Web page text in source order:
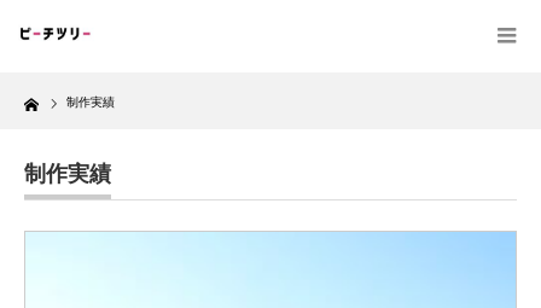
Home 制作実績
制作実績